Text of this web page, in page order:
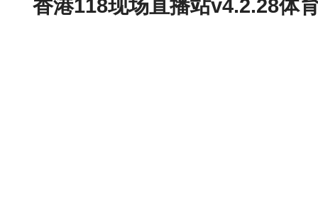
香港118现场直播站v4.2.28体